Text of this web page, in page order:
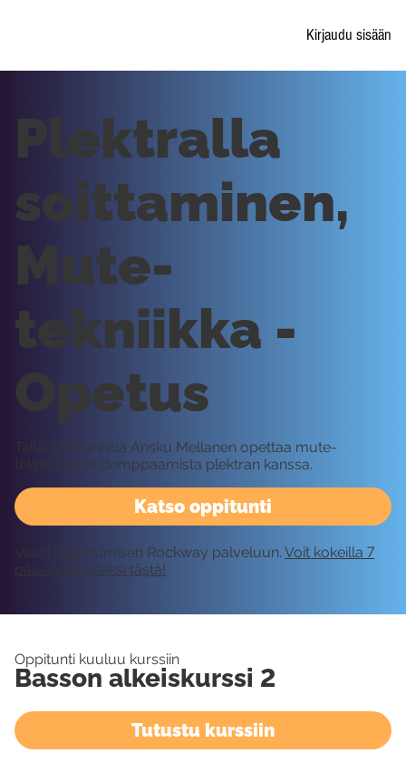
Kirjaudu sisään
Katso oppitunti
Plektralla
soittaminen,
Mute-
tekniikka -
Opetus
Tällä oppitunnilla Ansku Mellanen opettaa mute-
tekniikkaa eli demppaamista plektran kanssa.
Vaatii kirjautumisen Rockway palveluun. Voit kokeilla 7
päivää ilmaiseksi tästä!
Oppitunti kuuluu kurssiin
Basson alkeiskurssi 2
Tutustu kurssiin